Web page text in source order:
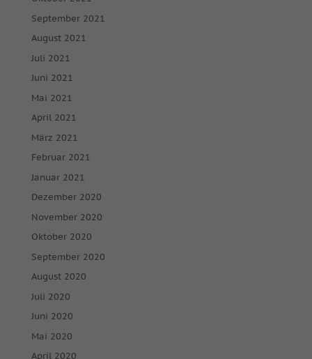
September 2021
August 2021
Juli 2021
Juni 2021
Mai 2021
April 2021
März 2021
Februar 2021
Januar 2021
Dezember 2020
November 2020
Oktober 2020
September 2020
August 2020
Juli 2020
Juni 2020
Mai 2020
April 2020